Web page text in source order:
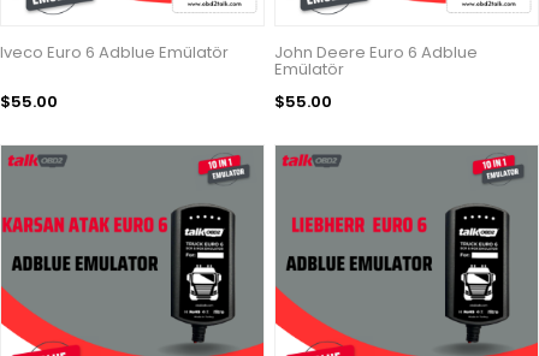
Iveco Euro 6 Adblue Emülatör
$55.00
John Deere Euro 6 Adblue
Emülatör
$55.00